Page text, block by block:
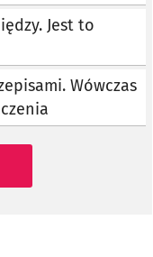
Jest to
Wówczas